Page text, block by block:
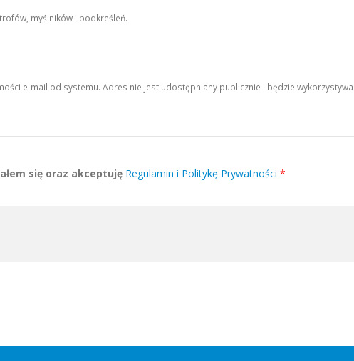
myślników i podkreśleń.
e-mail od systemu. Adres nie jest udostępniany publicznie i będzie
się oraz akceptuję Regulamin i Politykę Prywatności *